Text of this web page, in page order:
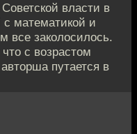
власти в
математикой и
все заколосилось.
с возрастом
путается в